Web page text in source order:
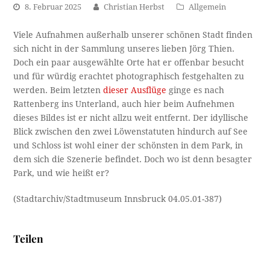
8. Februar 2025 Christian Herbst Allgemein
Viele Aufnahmen außerhalb unserer schönen Stadt finden
sich nicht in der Sammlung unseres lieben Jörg Thien.
Doch ein paar ausgewählte Orte hat er offenbar besucht
und für würdig erachtet photographisch festgehalten zu
werden. Beim letztendieser Ausflüge ginge es nach
Rattenberg ins Unterland, auch hier beim Aufnehmen
dieses Bildes ist er nicht allzu weit entfernt. Der idyllische
Blick zwischen den zwei Löwenstatuten hindurch auf See
und Schloss ist wohl einer der schönsten in dem Park, in
dem sich die Szenerie befindet. Doch wo ist denn besagter
Park, und wie heißt er?
(Stadtarchiv/Stadtmuseum Innsbruck 04.05.01-387)
Teilen